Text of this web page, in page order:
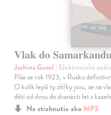
Vlak do
Jachina Guzel | Elektronická
Píše se rok 1923, v Rusku
O kolik lepší ty zítřky jsou, se na
dětí od dvou do dvanácti let z
Na stiahnutie ako MP3